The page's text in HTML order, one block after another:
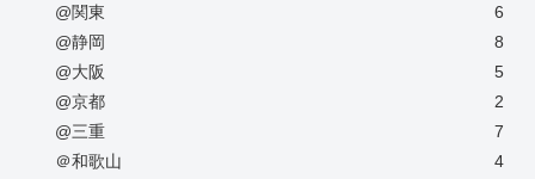
@関東
6
@静岡
8
@大阪
5
@京都
2
@三重
7
＠和歌山
4